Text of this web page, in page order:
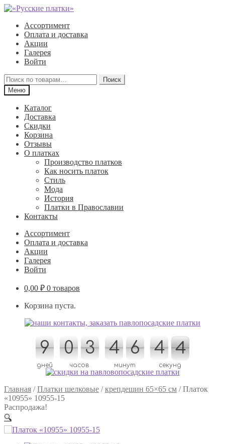
Перейти
навигации
Перейти
содержимому
Ассортимент
Оплата и доставка
Акции
Галерея
Войти
Искать:
Поиск
Меню
Каталог
Доставка
Скидки
Корзина
Отзывы
О платках
Производство платков
Как носить платок
Стиль
Мода
История
Платки в Православии
Контакты
Ассортимент
Оплата и доставка
Акции
Галерея
Войти
0,00 ₽ 0 товаров
Корзина пуста.
9
9
дней
0
0 3
3
часов
4
4 6
6
минут
4
4 3
4
секунд
Главная /Платки шелковые /крепдешин 65×65 см /Платок
«10955» 10955-15
Распродажа!
🔍